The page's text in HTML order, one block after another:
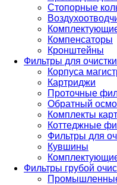
Стопорные
Компенсаторы
Кронштейны
Фильтры для
Корпуса
Картриджи
Проточные
Обратный
Комплекты
Коттеджные
Фильтры для
Кувшины
Фильтры грубой